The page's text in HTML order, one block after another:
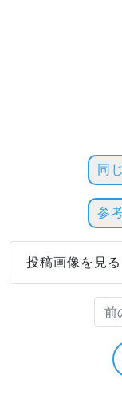
同
参
投稿画像を見る
前